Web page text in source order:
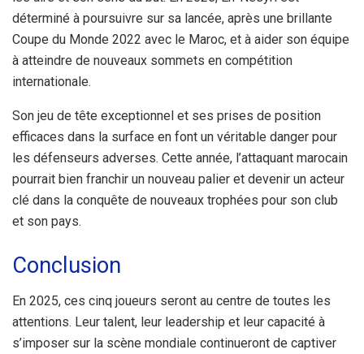
déterminé à poursuivre sur sa lancée, après une brillante
Coupe du Monde 2022 avec le Maroc, et à aider son équipe
à atteindre de nouveaux sommets en compétition
internationale.
Son jeu de tête exceptionnel et ses prises de position
efficaces dans la surface en font un véritable danger pour
les défenseurs adverses. Cette année, l’attaquant marocain
pourrait bien franchir un nouveau palier et devenir un acteur
clé dans la conquête de nouveaux trophées pour son club
et son pays.
Conclusion
En 2025, ces cinq joueurs seront au centre de toutes les
attentions. Leur talent, leur leadership et leur capacité à
s’imposer sur la scène mondiale continueront de captiver